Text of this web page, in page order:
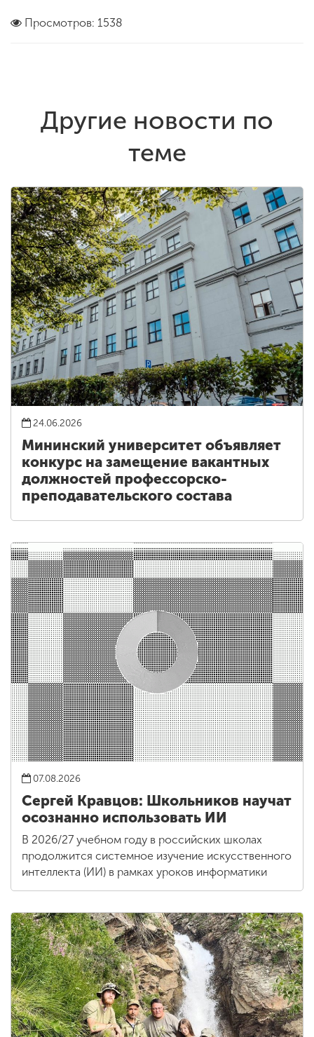
Просмотров: 1538
Другие новости по
теме
24.06.2026
Мининский университет объявляет
конкурс на замещение вакантных
должностей профессорско-
преподавательского состава
07.08.2026
Сергей Кравцов: Школьников научат
осознанно использовать ИИ
В 2026/27 учебном году в российских школах
продолжится системное изучение искусственного
интеллекта (ИИ) в рамках уроков информатики